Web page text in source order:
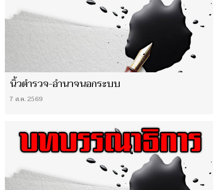
นิ้วตำรวจ-อำนาจนอกระบบ
7 ส.ค. 2569